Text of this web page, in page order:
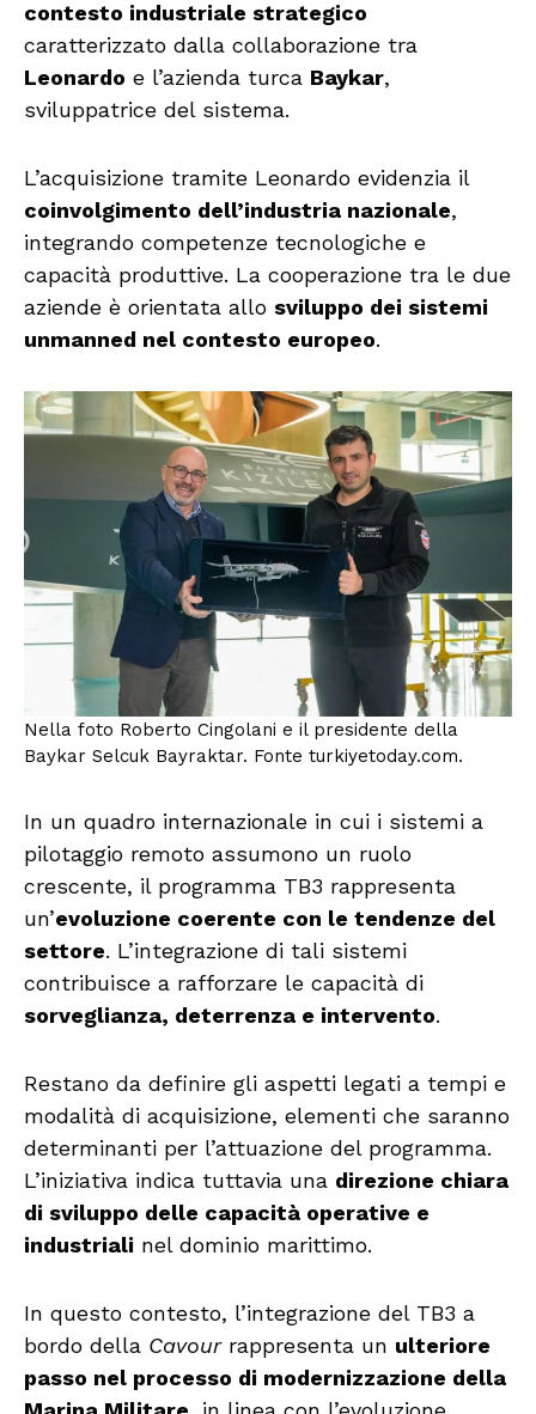
contesto industriale strategico
caratterizzato dalla collaborazione tra
Leonardo e l’azienda turca Baykar,
sviluppatrice del sistema.
L’acquisizione tramite Leonardo evidenzia il
coinvolgimento dell’industria nazionale,
integrando competenze tecnologiche e
capacità produttive. La cooperazione tra le due
aziende è orientata allo sviluppo dei sistemi
unmanned nel contesto europeo.
Nella foto Roberto Cingolani e il presidente della
Baykar Selcuk Bayraktar. Fonte turkiyetoday.com.
In un quadro internazionale in cui i sistemi a
pilotaggio remoto assumono un ruolo
crescente, il programma TB3 rappresenta
un’evoluzione coerente con le tendenze del
settore. L’integrazione di tali sistemi
contribuisce a rafforzare le capacità di
sorveglianza, deterrenza e intervento.
Restano da definire gli aspetti legati a tempi e
modalità di acquisizione, elementi che saranno
determinanti per l’attuazione del programma.
L’iniziativa indica tuttavia una direzione chiara
di sviluppo delle capacità operative e
industriali nel dominio marittimo.
In questo contesto, l’integrazione del TB3 a
bordo della Cavourrappresenta un ulteriore
passo nel processo di modernizzazione della